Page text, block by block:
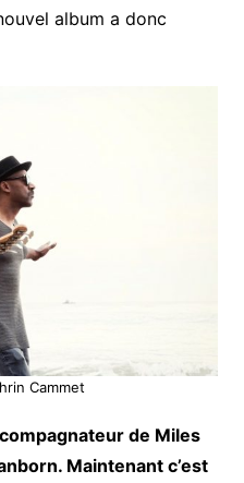
album a donc
Cammet
de Miles
Maintenant c’est